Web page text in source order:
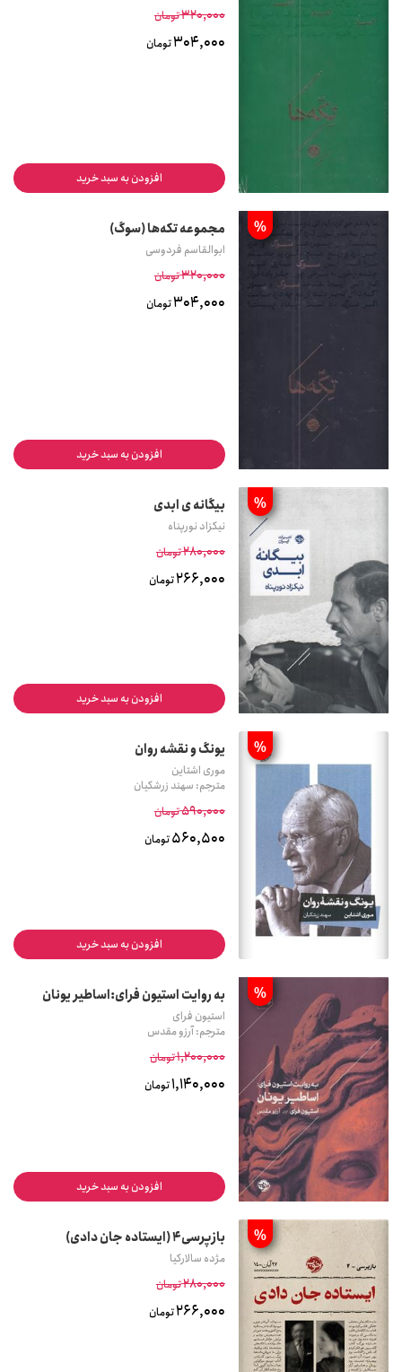
320,000تومان
304,000تومان
افزودن به سبد خرید
% مجموعه تکه‌ها (سوگ)
ابوالقاسم فردوسی
320,000تومان
304,000تومان
افزودن به سبد خرید
% بیگانه ی ابدی
نیکزاد نورپناه
280,000تومان
266,000تومان
افزودن به سبد خرید
% یونگ و نقشه روان
موری اشتاین
مترجم: سهند زرشکیان
590,000تومان
560,500تومان
افزودن به سبد خرید
% به روایت استیون فرای:اساطیر یونان
استیون فرای
مترجم: آرزو مقدس
1,200,000تومان
1,140,000تومان
افزودن به سبد خرید
% بازپرسی4 (ایستاده جان دادی)
مژده سالارکیا
280,000تومان
266,000تومان